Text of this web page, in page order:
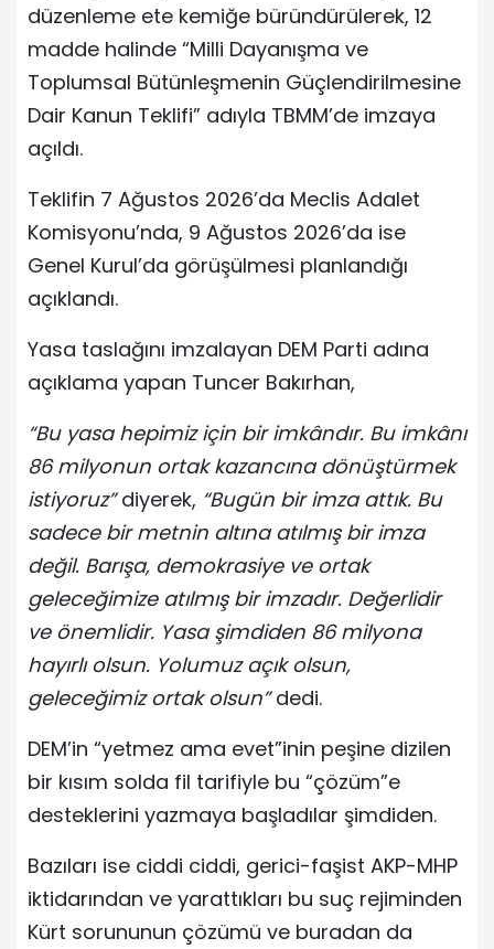
düzenleme ete kemiğe büründürülerek, 12
madde halinde “Milli Dayanışma ve
Toplumsal Bütünleşmenin Güçlendirilmesine
Dair Kanun Teklifi” adıyla TBMM’de imzaya
açıldı.
Teklifin 7 Ağustos 2026’da Meclis Adalet
Komisyonu’nda, 9 Ağustos 2026’da ise
Genel Kurul’da görüşülmesi planlandığı
açıklandı.
Yasa taslağını imzalayan DEM Parti adına
açıklama yapan Tuncer Bakırhan,
“Bu yasa hepimiz için bir imkândır. Bu imkânı
86 milyonun ortak kazancına dönüştürmek
istiyoruz”diyerek, “Bugün bir imza attık. Bu
sadece bir metnin altına atılmış bir imza
değil. Barışa, demokrasiye ve ortak
geleceğimize atılmış bir imzadır. Değerlidir
ve önemlidir. Yasa şimdiden 86 milyona
hayırlı olsun. Yolumuz açık olsun,
geleceğimiz ortak olsun”dedi.
DEM’in “yetmez ama evet”inin peşine dizilen
bir kısım solda fil tarifiyle bu “çözüm”e
desteklerini yazmaya başladılar şimdiden.
Bazıları ise ciddi ciddi, gerici-faşist AKP-MHP
iktidarından ve yarattıkları bu suç rejiminden
Kürt sorununun çözümü ve buradan da